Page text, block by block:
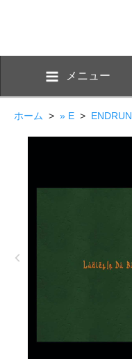
メニュー
ホーム > » E > ENDRUN